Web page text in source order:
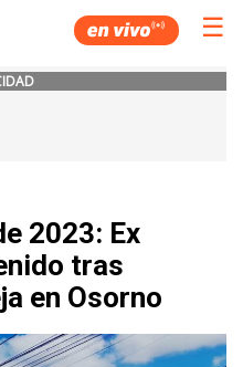
☰
2023: Ex
tras
en Osorno